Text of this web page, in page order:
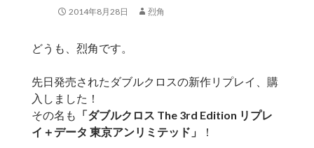
2014年8月28日 烈角
どうも、烈角です。
先日発売されたダブルクロスの新作リプレイ、購
入しました！
その名も 「ダブルクロス The 3rd Edition リプレ
イ＋データ 東京アンリミテッド」
！